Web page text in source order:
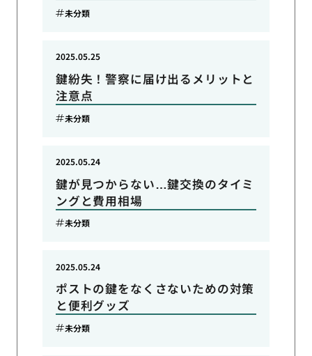
未分類
鍵紛失！警察に届け出るメリットと
注意点
2025.05.25
未分類
鍵が見つからない…鍵交換のタイミ
ングと費用相場
2025.05.24
未分類
ポストの鍵をなくさないための対策
と便利グッズ
2025.05.24
未分類